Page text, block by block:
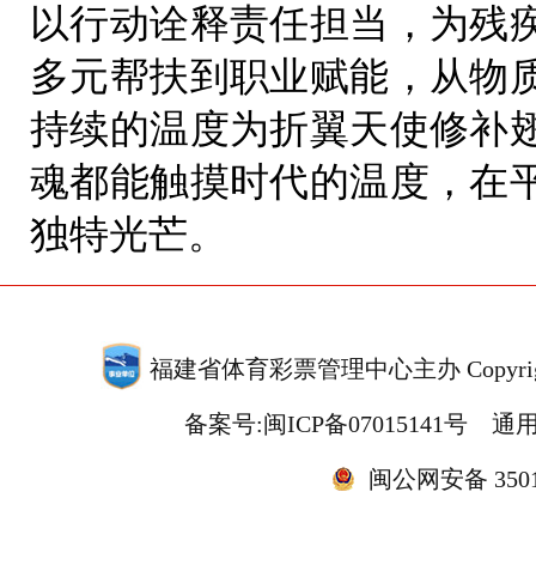
以行动诠释责任担当，为残
多元帮扶到职业赋能，从物
持续的温度为折翼天使修补
魂都能触摸时代的温度，在
独特光芒。
福建省体育彩票管理中心主办
备案号:闽ICP备07015141号 通用
闽公网安备